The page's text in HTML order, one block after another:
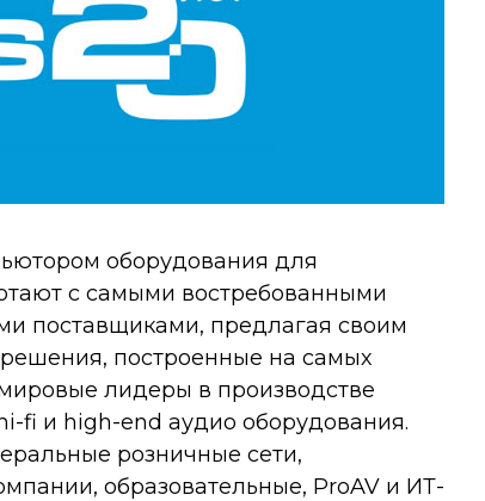
оборудования для
с самыми востребованными
поставщиками, предлагая своим
построенные на самых
лидеры в производстве
fi и high-end аудио оборудования.
розничные сети,
образовательные, ProAV и ИТ-